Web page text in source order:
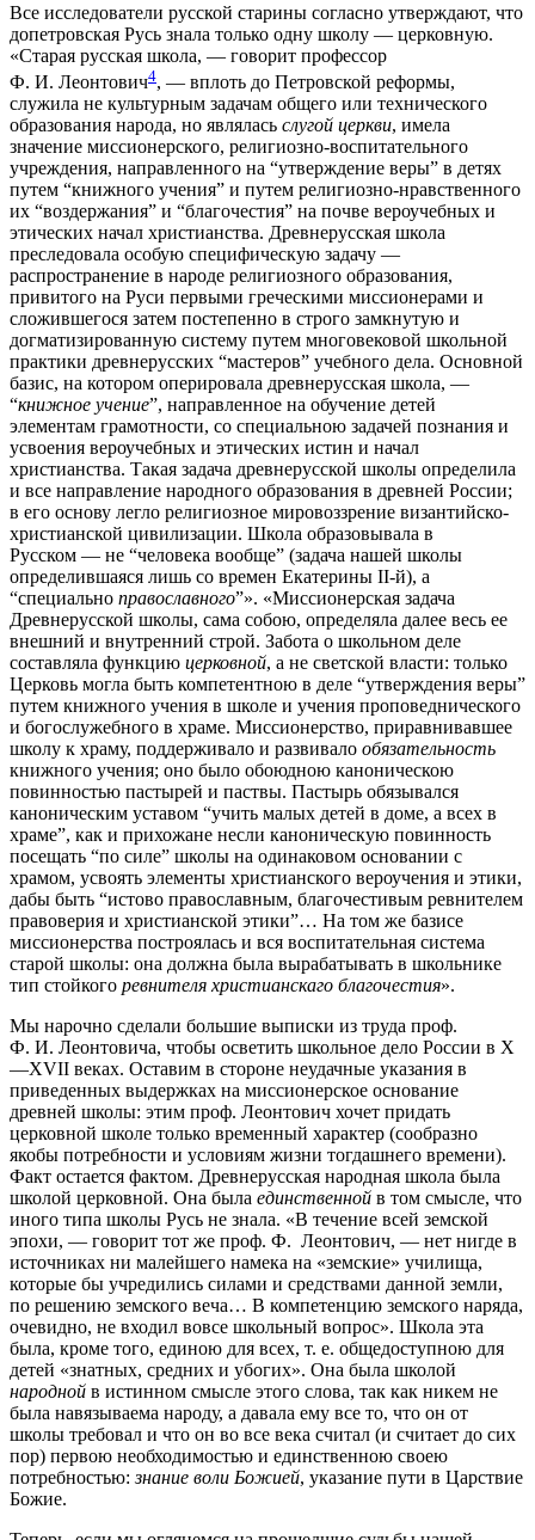
Все исследователи русской старины согласно утверждают, что
допетровская Русь знала только одну школу — церковную.
«Старая русская школа, — говорит профессор
Ф. И. Леонтович4, — вплоть до Петровской реформы,
служила не культурным задачам общего или технического
образования народа, но являлась слугой церкви, имела
значение миссионерского, религиозно-воспитательного
учреждения, направленного на “утверждение веры” в детях
путем “книжного учения” и путем религиозно-нравственного
их “воздержания” и “благочестия” на почве вероучебных и
этических начал христианства. Древнерусская школа
преследовала особую специфическую задачу —
распространение в народе религиозного образования,
привитого на Руси первыми греческими миссионерами и
сложившегося затем постепенно в строго замкнутую и
догматизированную систему путем многовековой школьной
практики древнерусских “мастеров” учебного дела. Основной
базис, на котором оперировала древнерусская школа, —
“книжное учение”, направленное на обучение детей
элементам грамотности, со специальною задачей познания и
усвоения вероучебных и этических истин и начал
христианства. Такая задача древнерусской школы определила
и все направление народного образования в древней России;
в его основу легло религиозное мировоззрение византийско-
христианской цивилизации. Школа образовывала в
Русском — не “человека вообще” (задача нашей школы
определившаяся лишь со времен Екатерины II-й), а
“специально православного”». «Миссионерская задача
Древнерусской школы, сама собою, определяла далее весь ее
внешний и внутренний строй. Забота о школьном деле
составляла функцию церковной, а не светской власти: только
Церковь могла быть компетентною в деле “утверждения веры”
путем книжного учения в школе и учения проповеднического
и богослужебного в храме. Миссионерство, приравнивавшее
школу к храму, поддерживало и развивало обязательность
книжного учения; оно было обоюдною каноническою
повинностью пастырей и паствы. Пастырь обязывался
каноническим уставом “учить малых детей в доме, а всех в
храме”, как и прихожане несли каноническую повинность
посещать “по силе” школы на одинаковом основании с
храмом, усвоять элементы христианского вероучения и этики,
дабы быть “истово православным, благочестивым ревнителем
правоверия и христианской этики”… На том же базисе
миссионерства построялась и вся воспитательная система
старой школы: она должна была вырабатывать в школьнике
тип стойкого ревнителя христианскаго благочестия».
Мы нарочно сделали большие выписки из труда проф.
Ф. И. Леонтовича, чтобы осветить школьное дело России в X
—XVII веках. Оставим в стороне неудачные указания в
приведенных выдержках на миссионерское основание
древней школы: этим проф. Леонтович хочет придать
церковной школе только временный характер (сообразно
якобы потребности и условиям жизни тогдашнего времени).
Факт остается фактом. Древнерусская народная школа была
школой церковной. Она была единственной в том смысле, что
иного типа школы Русь не знала. «В течение всей земской
эпохи, — говорит тот же проф. Ф. Леонтович, — нет нигде в
источниках ни малейшего намека на «земские» училища,
которые бы учредились силами и средствами данной земли,
по решению земского веча… В компетенцию земского наряда,
очевидно, не входил вовсе школьный вопрос». Школа эта
была, кроме того, единою для всех, т. е. общедоступною для
детей «знатных, средних и убогих». Она была школой
народной в истинном смысле этого слова, так как никем не
была навязываема народу, а давала ему все то, что он от
школы требовал и что он во все века считал (и считает до сих
пор) первою необходимостью и единственною своею
потребностью:знание воли Божией, указание пути в Царствие
Божие.